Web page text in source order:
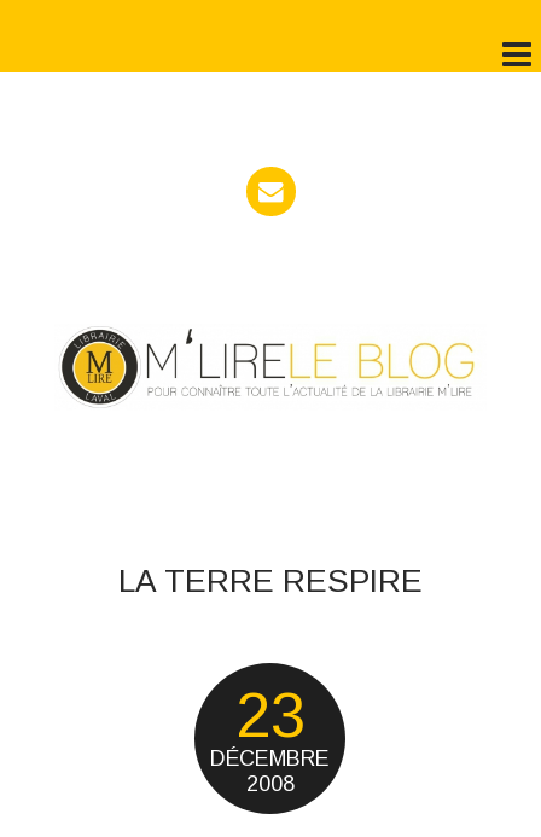
LA TERRE RESPIRE
23
DÉCEMBRE
2008